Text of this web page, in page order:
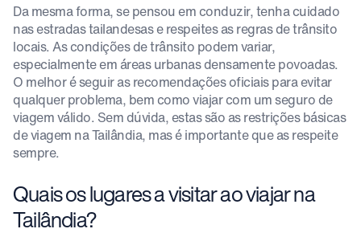
Da mesma forma, se pensou em conduzir, tenha cuidado
nas estradas tailandesas e respeites as regras de trânsito
locais. As condições de trânsito podem variar,
especialmente em áreas urbanas densamente povoadas.
O melhor é seguir as recomendações oficiais para evitar
qualquer problema, bem como viajar com um seguro de
viagem válido. Sem dúvida, estas são as restrições básicas
de viagem na Tailândia, mas é importante que as respeite
sempre.
Quais os lugares a visitar ao viajar na
Tailândia?